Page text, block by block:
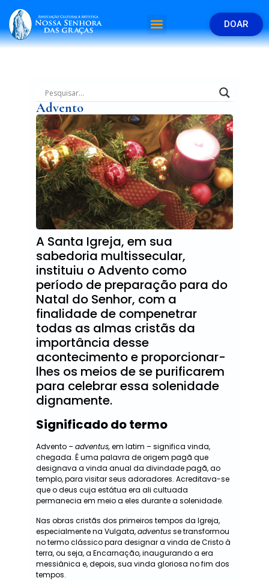
DOAR
Advento
A Santa Igreja, em sua
sabedoria multissecular,
instituiu o Advento como
período de preparação para do
Natal do Senhor, com a
finalidade de compenetrar
todas as almas cristãs da
importância desse
acontecimento e proporcionar-
lhes os meios de se purificarem
para celebrar essa solenidade
dignamente.
Significado do termo
Advento –adventus,em latim – significa vinda,
chegada. É uma palavra de origem pagã que
designava a vinda anual da divindade pagã, ao
templo, para visitar seus adoradores. Acreditava-se
que o deus cuja estátua era ali cultuada
permanecia em meio a eles durante a solenidade.
Nas obras cristãs dos primeiros tempos da Igreja,
especialmente na Vulgata,adventusse transformou
no termo clássico para designar a vinda de Cristo à
terra, ou seja, a Encarnação, inaugurando a era
messiânica e, depois, sua vinda gloriosa no fim dos
tempos.